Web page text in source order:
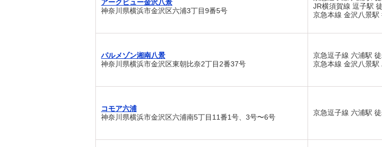
アークビュー金沢八景
神奈川県横浜市金沢区六浦3丁目9番5号
JR横須賀線 逗子駅
京急本線 金沢八景駅
パルメゾン湘南八景
神奈川県横浜市金沢区東朝比奈2丁目2番37号
京急逗子線 六浦駅
京急本線 金沢八景駅
コモア六浦
神奈川県横浜市金沢区六浦南5丁目11番1号、3号〜6号
京急逗子線 六浦駅